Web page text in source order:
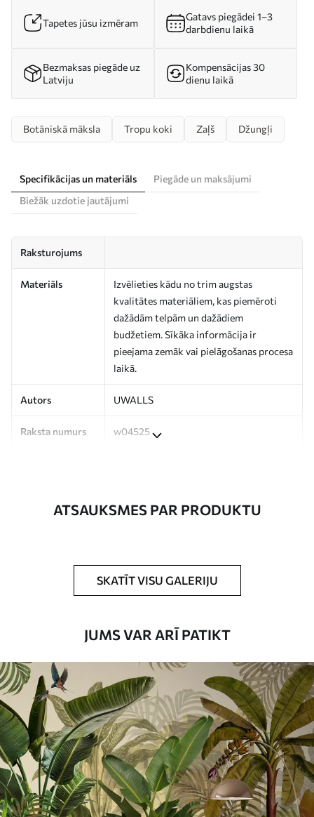
Tapetes jūsu izmēram
Gatavs piegādei 1–3
darbdienu laikā
Bezmaksas piegāde uz
Latviju
Kompensācijas 30
dienu laikā
Botāniskā māksla Tropu koki Zaļš Džungļi
Specifikācijas un materiāls
Piegāde un maksājumi
Biežāk uzdotie jautājumi
Raksturojums
Materiāls
Izvēlieties kādu no trim augstas
kvalitātes materiāliem, kas piemēroti
dažādām telpām un dažādiem
budžetiem. Sīkāka informācija ir
pieejama zemāk vai pielāgošanas procesa
laikā.
Autors UWALLS
Raksta numurs w04525
Tapetes var viegli notīrīt ar mīkstu sūkli.
Tapetes ar lakas pārklājumu var tīrīt ar
Viengabala lietojums
Pieejamie materiāli
Standarts
45.0027.00€/m²
Premium
ATSAUKSMES PAR PRODUKTU
SKATĪT VISU GALERIJU
JUMS VAR ARĪ PATIKT